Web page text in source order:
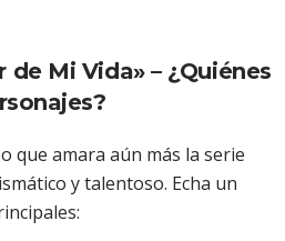
Mi Vida» – ¿Quiénes
que amara aún más la serie
y talentoso. Echa un